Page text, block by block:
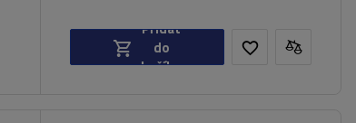
Přidat
do
košíku